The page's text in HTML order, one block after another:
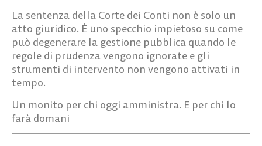
La sentenza della Corte dei Conti non è solo un
atto giuridico. È uno specchio impietoso su come
può degenerare la gestione pubblica quando le
regole di prudenza vengono ignorate e gli
strumenti di intervento non vengono attivati in
tempo.
Un monito per chi oggi amministra. E per chi lo
farà domani